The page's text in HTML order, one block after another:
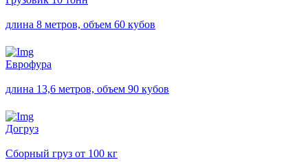
длина 8 метров, объем 60 кубов
Еврофура
длина 13,6 метров, объем 90 кубов
Догруз
Сборный груз от 100 кг